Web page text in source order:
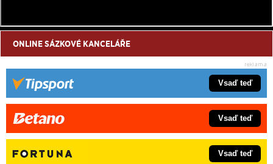
ONLINE SÁZKOVÉ KANCELÁŘE
Vsaď teď
Vsaď teď
Vsaď teď